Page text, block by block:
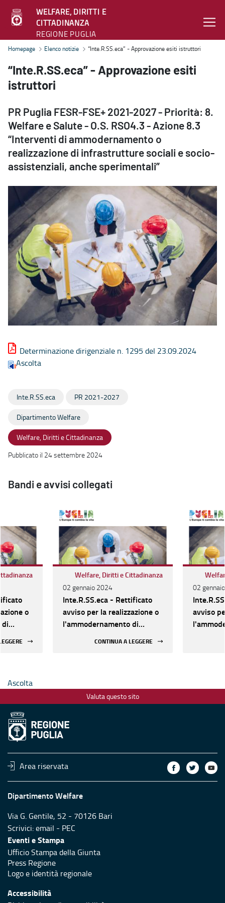
WELFARE, DIRITTI E
CITTADINANZA
REGIONE PUGLIA
“Inte.R.SS.eca” - Approvazione esiti istruttori - Welfare, diritti e
Homepage Elenco notizie “Inte.R.SS.eca” - Approvazione esiti istruttori
“Inte.R.SS.eca” - Approvazione esiti
istruttori
PR Puglia FESR-FSE+ 2021-2027 - Priorità: 8.
Welfare e Salute - O.S. RSO4.3 - Azione 8.3
“Interventi di ammodernamento o
realizzazione di infrastrutture sociali e socio-
assistenziali, anche sperimentali”
Determinazione dirigenziale n. 1295 del 23.09.2024
Ascolta
Inte.R.SS.eca PR 2021-2027
Dipartimento Welfare
Welfare, Diritti e Cittadinanza
Pubblicato il 24 settembre 2024
Bandi e avvisi collegati
o
Welfare, Diritti e Cittadinanza
02 gennaio 2024
Inte.R.SS.eca - Rettificato
avviso per la realizzazione o
l'ammodernamento di
CONTINUA A LEGGERE
02
avviso
Ascolta
Valuta questo sito
Area riservata
Dipartimento Welfare
Via G. Gentile, 52 - 70126 Bari
Scrivici:email - PEC
Eventi e Stampa
Ufficio Stampa della Giunta
Press Regione
Logo e identità regionale
Accessibilità